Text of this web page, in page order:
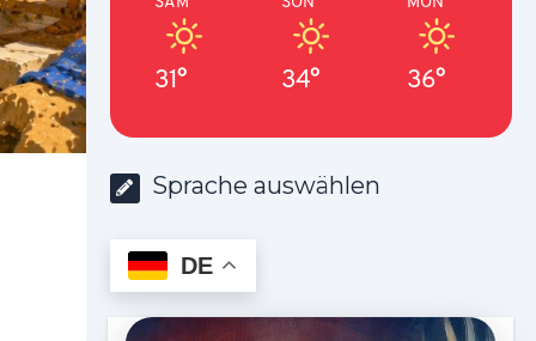
31° 34° 36°
Sprache auswählen
DE